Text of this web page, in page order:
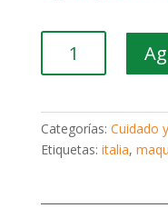
spray
Italia
Categorías: Cuidado
Etiquetas: italia,